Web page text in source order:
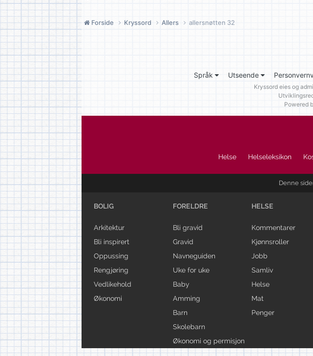
Forside Kryssord Allers allersnøtten 32
Språk Utseende
Kryssord eies og
Powered
Helse Helseleksikon
Denne
BOLIG
Arkitektur
Bli inspirert
Oppussing
Rengjøring
Vedlikehold
Økonomi
FORELDRE
Bli gravid
Gravid
Navneguiden
Uke for uke
Baby
Amming
Barn
Skolebarn
Økonomi og permisjon
HELSE
Kommentarer
Kjønnsroller
Jobb
Samliv
Helse
Mat
Penger